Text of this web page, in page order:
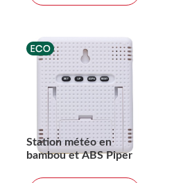
Station météo en
bambou et ABS Piper